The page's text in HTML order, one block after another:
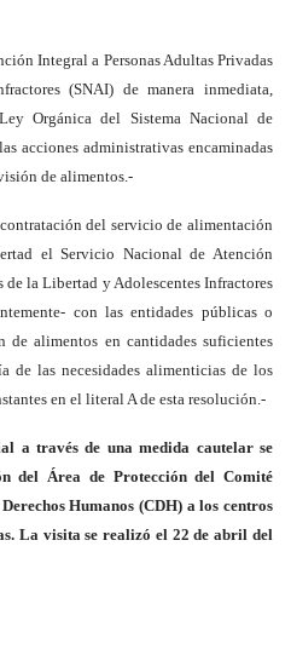
Integral a Personas Adultas Privadas
(SNAI) de manera inmediata,
Orgánica del Sistema Nacional de
acciones administrativas encaminadas
de alimentos.-
del servicio de alimentación
el Servicio Nacional de Atención
de la Libertad y Adolescentes Infractores
con las entidades públicas o
de alimentos en cantidades suficientes
de las necesidades alimenticias de los
en el literal A de esta resolución.-
a través de una medida cautelar se
del Área de Protección del Comité
Humanos (CDH) a los centros
La visita se realizó el 22 de abril del